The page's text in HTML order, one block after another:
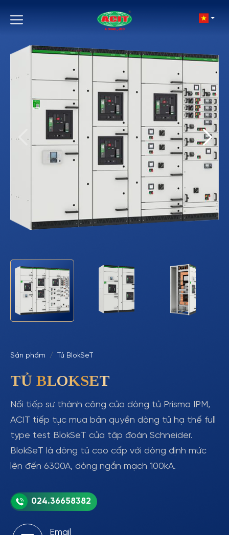
Sản phẩm Tủ BlokSeT
TỦ BLOKSET
Nối tiếp sự thành công của dòng tủ Prisma IPM,
ACIT tiếp tục mua bản quyền dòng tủ hạ thế full
type test BlokSeT của tập đoàn Schneider.
BlokSeT là dòng tủ cao cấp với dòng định mức
lên đến 6300A, dòng ngắn mạch 100kA.
Email